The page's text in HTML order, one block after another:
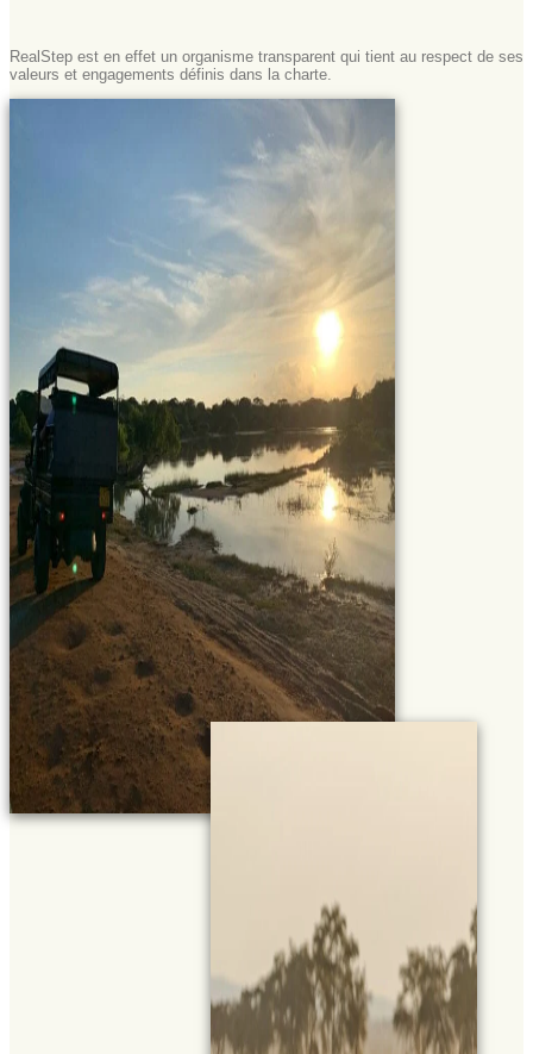
RealStep est en effet un organisme transparent qui tient au respect de ses
valeurs et engagements définis dans la charte.